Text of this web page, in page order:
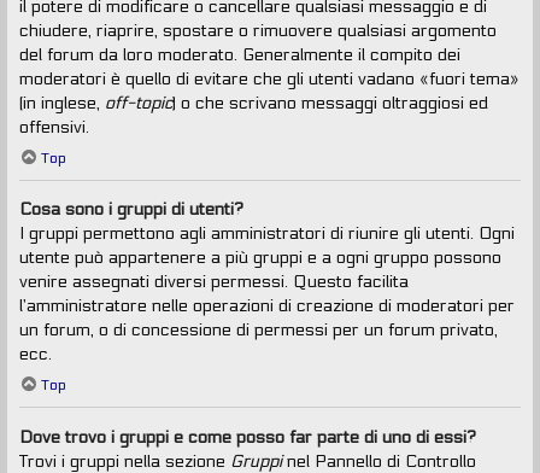
il potere di modificare o cancellare qualsiasi messaggio e di
chiudere, riaprire, spostare o rimuovere qualsiasi argomento
del forum da loro moderato. Generalmente il compito dei
moderatori è quello di evitare che gli utenti vadano «fuori tema»
(in inglese, off-topic) o che scrivano messaggi oltraggiosi ed
offensivi.
Top
Cosa sono i gruppi di utenti?
I gruppi permettono agli amministratori di riunire gli utenti. Ogni
utente può appartenere a più gruppi e a ogni gruppo possono
venire assegnati diversi permessi. Questo facilita
l’amministratore nelle operazioni di creazione di moderatori per
un forum, o di concessione di permessi per un forum privato,
ecc.
Top
Dove trovo i gruppi e come posso far parte di uno di essi?
Trovi i gruppi nella sezione Gruppinel Pannello di Controllo